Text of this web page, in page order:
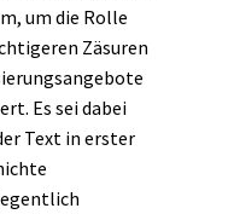
um die Rolle
Zäsuren
Es sei dabei
Text in erster